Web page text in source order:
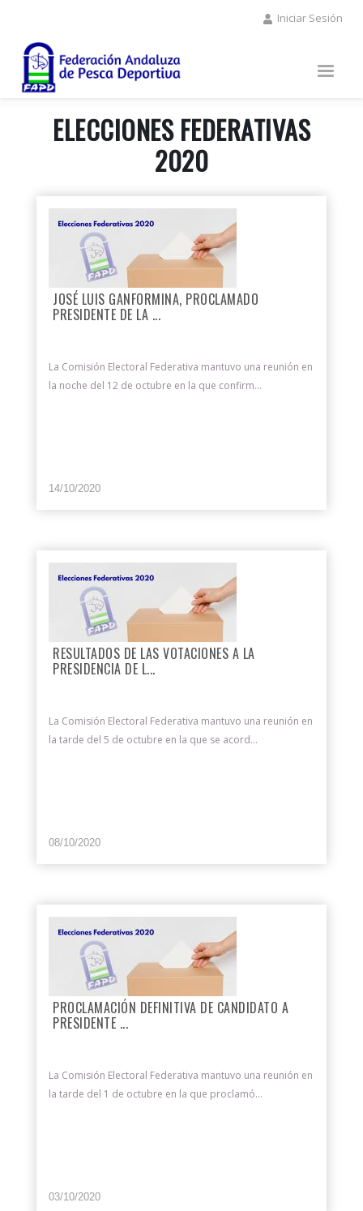
contenido
principal
Iniciar Sesión
ELECCIONES FEDERATIVAS
2020
JOSÉ LUIS GANFORMINA, PROCLAMADO
PRESIDENTE DE LA ...
La Comisión Electoral Federativa mantuvo una reunión en
la noche del 12 de octubre en la que confirm...
14/10/2020
RESULTADOS DE LAS VOTACIONES A LA
PRESIDENCIA DE L...
La Comisión Electoral Federativa mantuvo una reunión en
la tarde del 5 de octubre en la que se acord...
08/10/2020
PROCLAMACIÓN DEFINITIVA DE CANDIDATO A
PRESIDENTE ...
La Comisión Electoral Federativa mantuvo una reunión en
la tarde del 1 de octubre en la que proclamó...
03/10/2020